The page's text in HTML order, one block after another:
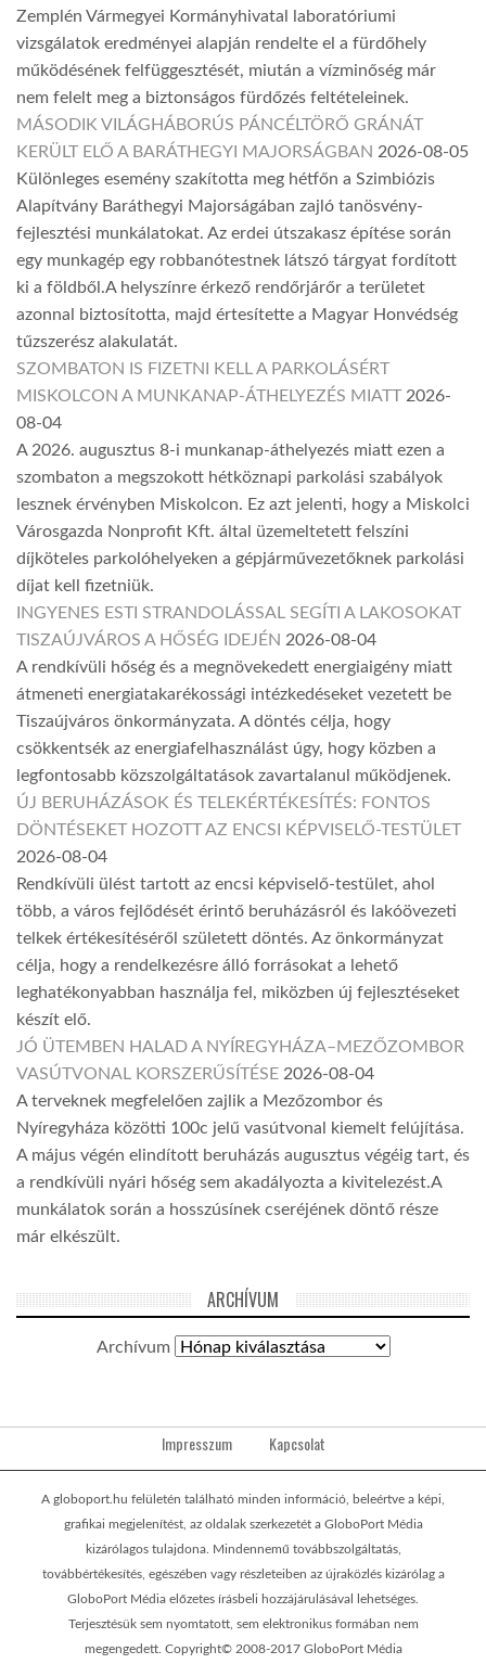
Zemplén Vármegyei Kormányhivatal laboratóriumi
vizsgálatok eredményei alapján rendelte el a fürdőhely
működésének felfüggesztését, miután a vízminőség már
nem felelt meg a biztonságos fürdőzés feltételeinek.
MÁSODIK VILÁGHÁBORÚS PÁNCÉLTÖRŐ GRÁNÁT
KERÜLT ELŐ A BARÁTHEGYI MAJORSÁGBAN 2026-08-05
Különleges esemény szakította meg hétfőn a Szimbiózis
Alapítvány Baráthegyi Majorságában zajló tanösvény-
fejlesztési munkálatokat. Az erdei útszakasz építése során
egy munkagép egy robbanótestnek látszó tárgyat fordított
ki a földből.A helyszínre érkező rendőrjárőr a területet
azonnal biztosította, majd értesítette a Magyar Honvédség
tűzszerész alakulatát.
SZOMBATON IS FIZETNI KELL A PARKOLÁSÉRT
MISKOLCON A MUNKANAP-ÁTHELYEZÉS MIATT 2026-
08-04
A 2026. augusztus 8-i munkanap-áthelyezés miatt ezen a
szombaton a megszokott hétköznapi parkolási szabályok
lesznek érvényben Miskolcon. Ez azt jelenti, hogy a Miskolci
Városgazda Nonprofit Kft. által üzemeltetett felszíni
díjköteles parkolóhelyeken a gépjárművezetőknek parkolási
díjat kell fizetniük.
INGYENES ESTI STRANDOLÁSSAL SEGÍTI A LAKOSOKAT
TISZAÚJVÁROS A HŐSÉG IDEJÉN 2026-08-04
A rendkívüli hőség és a megnövekedett energiaigény miatt
átmeneti energiatakarékossági intézkedéseket vezetett be
Tiszaújváros önkormányzata. A döntés célja, hogy
csökkentsék az energiafelhasználást úgy, hogy közben a
legfontosabb közszolgáltatások zavartalanul működjenek.
ÚJ BERUHÁZÁSOK ÉS TELEKÉRTÉKESÍTÉS: FONTOS
DÖNTÉSEKET HOZOTT AZ ENCSI KÉPVISELŐ-TESTÜLET
2026-08-04
Rendkívüli ülést tartott az encsi képviselő-testület, ahol
több, a város fejlődését érintő beruházásról és lakóövezeti
telkek értékesítéséről született döntés. Az önkormányzat
célja, hogy a rendelkezésre álló forrásokat a lehető
leghatékonyabban használja fel, miközben új fejlesztéseket
készít elő.
JÓ ÜTEMBEN HALAD A NYÍREGYHÁZA–MEZŐZOMBOR
VASÚTVONAL KORSZERŰSÍTÉSE 2026-08-04
A terveknek megfelelően zajlik a Mezőzombor és
Nyíregyháza közötti 100c jelű vasútvonal kiemelt felújítása.
A május végén elindított beruházás augusztus végéig tart, és
a rendkívüli nyári hőség sem akadályozta a kivitelezést.A
munkálatok során a hosszúsínek cseréjének döntő része
már elkészült.
ARCHÍVUM
Archívum
Impresszum Kapcsolat
A globoport.hu felületén található minden információ, beleértve a képi,
grafikai megjelenítést, az oldalak szerkezetét a GloboPort Média
kizárólagos tulajdona. Mindennemű továbbszolgáltatás,
továbbértékesítés, egészében vagy részleteiben az újraközlés kizárólag a
GloboPort Média előzetes írásbeli hozzájárulásával lehetséges.
Terjesztésük sem nyomtatott, sem elektronikus formában nem
megengedett. Copyright© 2008-2017 GloboPort Média